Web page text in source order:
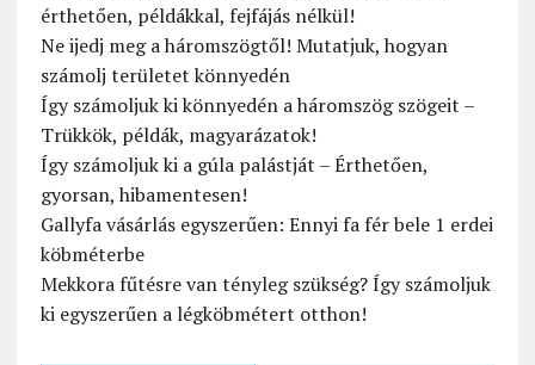
érthetően, példákkal, fejfájás nélkül!
Ne ijedj meg a háromszögtől! Mutatjuk, hogyan
számolj területet könnyedén
Így számoljuk ki könnyedén a háromszög szögeit –
Trükkök, példák, magyarázatok!
Így számoljuk ki a gúla palástját – Érthetően,
gyorsan, hibamentesen!
Gallyfa vásárlás egyszerűen: Ennyi fa fér bele 1 erdei
köbméterbe
Mekkora fűtésre van tényleg szükség? Így számoljuk
ki egyszerűen a légköbmétert otthon!